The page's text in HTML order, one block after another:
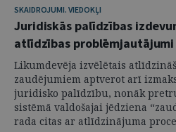
SKAIDROJUMI. VIEDOKĻI
Juridiskās palīdzības
atlīdzības problēmjautājumi
Likumdevēja izvēlētais
zaudējumiem aptverot arī
juridisko palīdzību, nonāk
sistēmā valdošajai jēdziena
rada citas ar atlīdzinājuma